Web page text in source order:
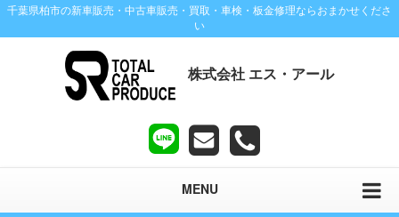
千葉県柏市の新車販売・中古車販売・買取・車検・板金修理ならおまかせくださ
い
株式会社 エス・アール
MENU